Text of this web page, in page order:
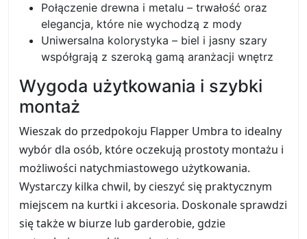
Połączenie drewna i metalu – trwałość oraz
elegancja, które nie wychodzą z mody
Uniwersalna kolorystyka – biel i jasny szary
współgrają z szeroką gamą aranżacji wnętrz
Wygoda użytkowania i szybki
montaż
Wieszak do przedpokoju Flapper Umbra to idealny
wybór dla osób, które oczekują prostoty montażu i
możliwości natychmiastowego użytkowania.
Wystarczy kilka chwil, by cieszyć się praktycznym
miejscem na kurtki i akcesoria. Doskonale sprawdzi
się także w biurze lub garderobie, gdzie